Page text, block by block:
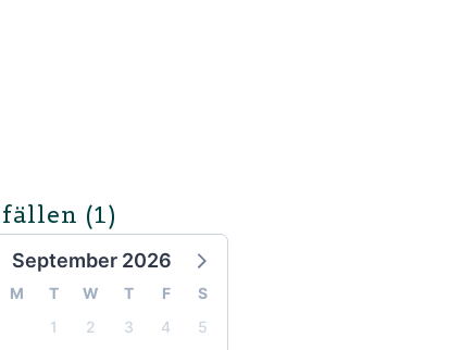
(1)
September 2026
M T W T F
S
1
2 3 4
5